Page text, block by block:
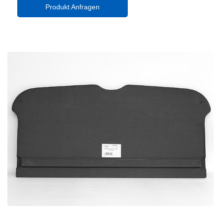
Produkt Anfragen